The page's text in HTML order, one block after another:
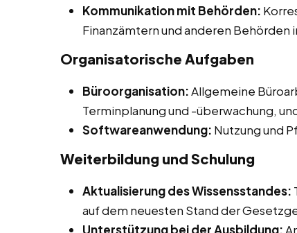
Kommunikation mit Behörden:
Finanzämtern und anderen Behörden
Organisatorische Aufgaben
Büroorganisation:Allgemeine
Terminplanung und -überwachung,
Softwareanwendung: Nutzung und
Weiterbildung und Schulung
Aktualisierung des Wissensstandes:
auf dem neuesten Stand der
Unterstützung bei der Ausbildung: